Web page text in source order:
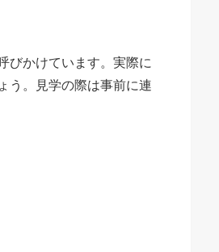
びかけています。実際に
う。見学の際は事前に連